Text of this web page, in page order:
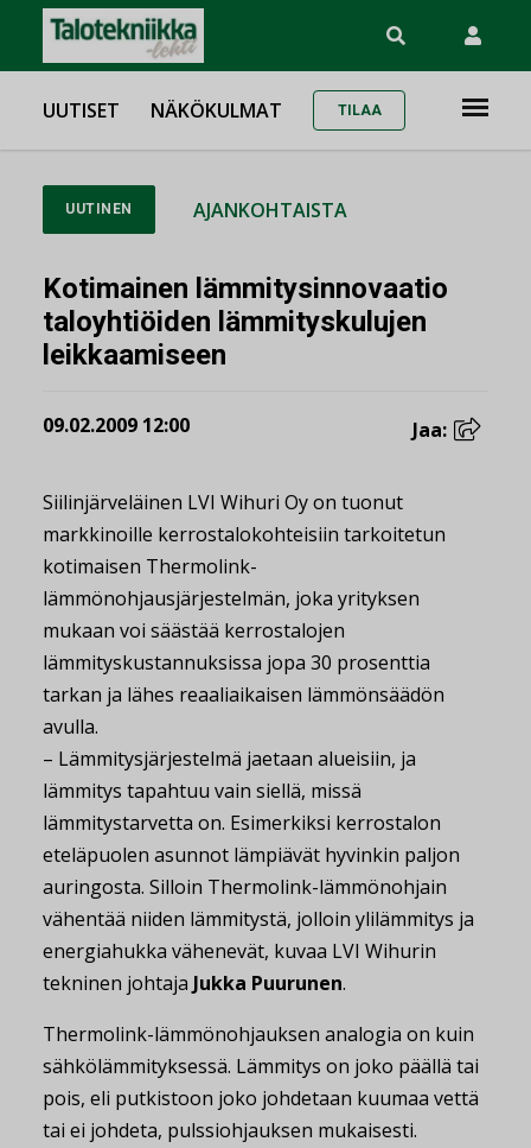
UUTISET NÄKÖKULMAT TILAA
UUTINEN AJANKOHTAISTA
Kotimainen lämmitysinnovaatio
taloyhtiöiden lämmityskulujen
leikkaamiseen
09.02.2009 12:00 Jaa:
Siilinjärveläinen LVI Wihuri Oy on tuonut
markkinoille kerrostalokohteisiin tarkoitetun
kotimaisen Thermolink-
lämmönohjausjärjestelmän, joka yrityksen
mukaan voi säästää kerrostalojen
lämmityskustannuksissa jopa 30 prosenttia
tarkan ja lähes reaaliaikaisen lämmönsäädön
avulla.
– Lämmitysjärjestelmä jaetaan alueisiin, ja
lämmitys tapahtuu vain siellä, missä
lämmitystarvetta on. Esimerkiksi kerrostalon
eteläpuolen asunnot lämpiävät hyvinkin paljon
auringosta. Silloin Thermolink-lämmönohjain
vähentää niiden lämmitystä, jolloin ylilämmitys ja
energiahukka vähenevät, kuvaa LVI Wihurin
tekninen johtaja Jukka Puurunen.
Thermolink-lämmönohjauksen analogia on kuin
sähkölämmityksessä. Lämmitys on joko päällä tai
pois, eli putkistoon joko johdetaan kuumaa vettä
tai ei johdeta, pulssiohjauksen mukaisesti.